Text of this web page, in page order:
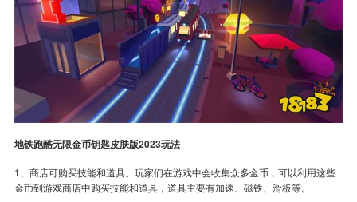
地铁跑酷无限金币钥匙皮肤版2023玩法
1、商店可购买技能和道具。玩家们在游戏中会收集众多金币，可以利用这些
金币到游戏商店中购买技能和道具，道具主要有加速、磁铁、滑板等。